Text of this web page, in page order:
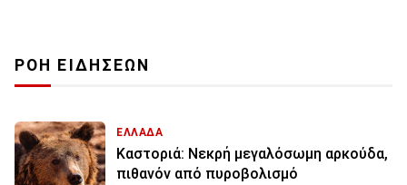
ΡΟΗ ΕΙΔΗΣΕΩΝ
ΕΛΛΑΔΑ
Καστοριά: Νεκρή μεγαλόσωμη αρκούδα,
πιθανόν από πυροβολισμό